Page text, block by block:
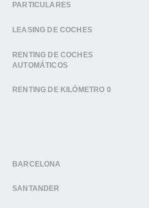
PARTICULARES
LEASING DE COCHES
RENTING DE COCHES
AUTOMÁTICOS
RENTING DE KILÓMETRO 0
BARCELONA
SANTANDER